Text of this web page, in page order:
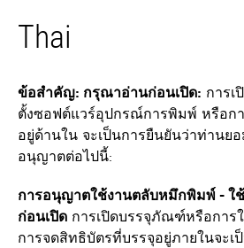
Thai
ข้อสำคัญ: กรุณาอ่านก่อนเปิด: การ
ตั้งซอฟต์แวร์อุปกรณ์การพิมพ์ หรือก
อยู่ด้านใน จะเป็นการยืนยันว่าท่านย
อนุญาตต่อไปนี้:
การอนุญาตใช้งานตลับหมึกพิมพ์ - ใ
ก่อนเปิด การเปิดบรรจุภัณฑ์หรือกา
การจดสิทธิบัตรที่บรรจุอยู่ภายในจะ